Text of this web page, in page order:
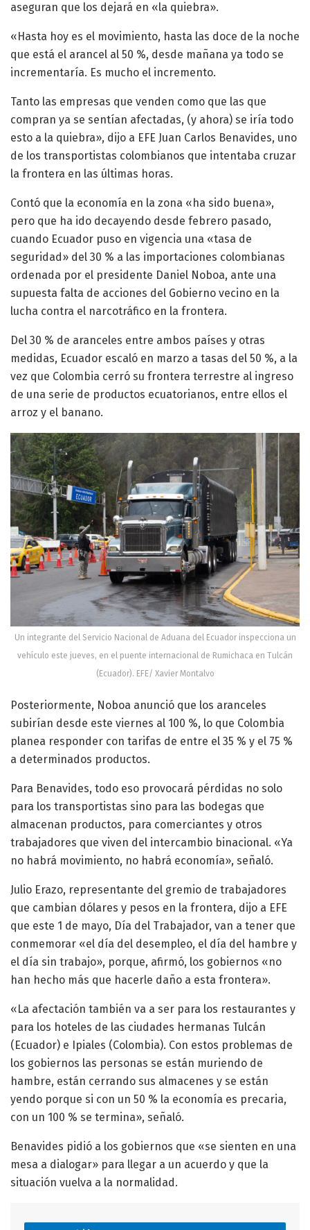
aseguran que los dejará en «la quiebra».
«Hasta hoy es el movimiento, hasta las doce de la noche
que está el arancel al 50 %, desde mañana ya todo se
incrementaría. Es mucho el incremento.
Tanto las empresas que venden como que las que
compran ya se sentían afectadas, (y ahora) se iría todo
esto a la quiebra», dijo a EFE Juan Carlos Benavides, uno
de los transportistas colombianos que intentaba cruzar
la frontera en las últimas horas.
Contó que la economía en la zona «ha sido buena»,
pero que ha ido decayendo desde febrero pasado,
cuando Ecuador puso en vigencia una «tasa de
seguridad» del 30 % a las importaciones colombianas
ordenada por el presidente Daniel Noboa, ante una
supuesta falta de acciones del Gobierno vecino en la
lucha contra el narcotráfico en la frontera.
Del 30 % de aranceles entre ambos países y otras
medidas, Ecuador escaló en marzo a tasas del 50 %, a la
vez que Colombia cerró su frontera terrestre al ingreso
de una serie de productos ecuatorianos, entre ellos el
arroz y el banano.
Un integrante del Servicio Nacional de Aduana del Ecuador inspecciona un
vehículo este jueves, en el puente internacional de Rumichaca en Tulcán
(Ecuador). EFE/ Xavier Montalvo
Posteriormente, Noboa anunció que los aranceles
subirían desde este viernes al 100 %, lo que Colombia
planea responder con tarifas de entre el 35 % y el 75 %
a determinados productos.
Para Benavides, todo eso provocará pérdidas no solo
para los transportistas sino para las bodegas que
almacenan productos, para comerciantes y otros
trabajadores que viven del intercambio binacional. «Ya
no habrá movimiento, no habrá economía», señaló.
Julio Erazo, representante del gremio de trabajadores
que cambian dólares y pesos en la frontera, dijo a EFE
que este 1 de mayo, Día del Trabajador, van a tener que
conmemorar «el día del desempleo, el día del hambre y
el día sin trabajo», porque, afirmó, los gobiernos «no
han hecho más que hacerle daño a esta frontera».
«La afectación también va a ser para los restaurantes y
para los hoteles de las ciudades hermanas Tulcán
(Ecuador) e Ipiales (Colombia). Con estos problemas de
los gobiernos las personas se están muriendo de
hambre, están cerrando sus almacenes y se están
yendo porque si con un 50 % la economía es precaria,
con un 100 % se termina», señaló.
Benavides pidió a los gobiernos que «se sienten en una
mesa a dialogar» para llegar a un acuerdo y que la
situación vuelva a la normalidad.